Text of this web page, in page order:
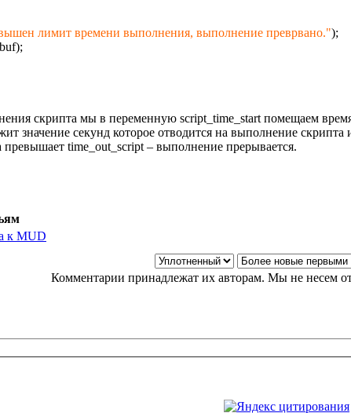
лимит времени выполнения, выполнение преврвано.");
скрипта мы в переменную script_time_start помещаем
значение секунд которое отводится на выполнение
time_out_script – выполнение прерывается.
к MUD
Комментарии принадлежат их авторам. Мы не несем